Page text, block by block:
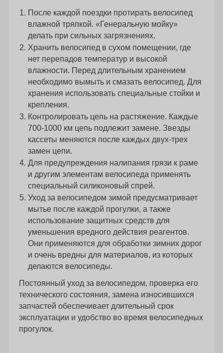
После каждой поездки протирать велосипед
влажной тряпкой. «Генеральную мойку»
делать при сильных загрязнениях.
Хранить велосипед в сухом помещении, где
нет перепадов температур и высокой
влажности. Перед длительным хранением
необходимо вымыть и смазать велосипед. Для
хранения использовать специальные стойки и
крепления.
Контролировать цепь на растяжение. Каждые
700-1000 км цепь подлежит замене. Звезды
кассеты меняются после каждых двух-трех
замен цепи.
Для предупреждения налипания грязи к раме
и другим элементам велосипеда применять
специальный силиконовый спрей.
Уход за велосипедом зимой предусматривает
мытье после каждой прогулки, а также
использование защитных средств для
уменьшения вредного действия реагентов.
Они применяются для обработки зимних дорог
и очень вредны для материалов, из которых
делаются велосипеды.
Постоянный уход за велосипедом, проверка его
технического состояния, замена износившихся
запчастей обеспечивает длительный срок
эксплуатации и удобство во время велосипедных
прогулок.